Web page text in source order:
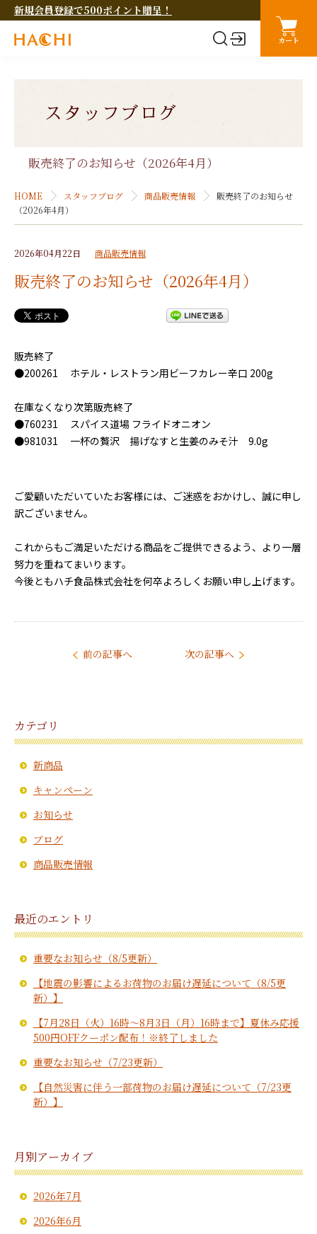
新規会員登録で500ポイント贈呈！
カート
販売終了のお知らせ（2026年4月）
HOME スタッフブログ 商品販売情報
販売終了のお知らせ
（2026年4月）
2026年04月22日 商品販売情報
販売終了のお知らせ（2026年4月）
販売終了
●200261 ホテル・レストラン用ビーフカレー辛口 200g
在庫なくなり次第販売終了
●760231 スパイス道場 フライドオニオン
●981031 一杯の贅沢 揚げなすと生姜のみそ汁 9.0g
ご愛顧いただいていたお客様には、ご迷惑をおかけし、誠に申し
訳ございません。
これからもご満足いただける商品をご提供できるよう、より一層
努力を重ねてまいります。
今後ともハチ食品株式会社を何卒よろしくお願い申し上げます。
前の記事へ 次の記事へ
カテゴリ
新商品
キャンペーン
お知らせ
ブログ
商品販売情報
最近のエントリ
重要なお知らせ（8/5更新）
【地震の影響によるお荷物のお届け遅延について（8/5更
新）】
【7月28日（火）16時～8月3日（月）16時まで】夏休み応援
500円OFFクーポン配布！※終了しました
重要なお知らせ（7/23更新）
【自然災害に伴う一部荷物のお届け遅延について（7/23更
新）】
月別アーカイブ
2026年7月
2026年6月